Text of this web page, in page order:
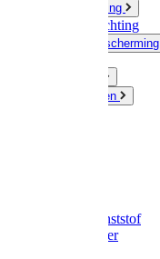
Winterkleding
Winkelinrichting
Gelaatsbescherming
Knaagdieren
Emmer kunststof
Schepemmer